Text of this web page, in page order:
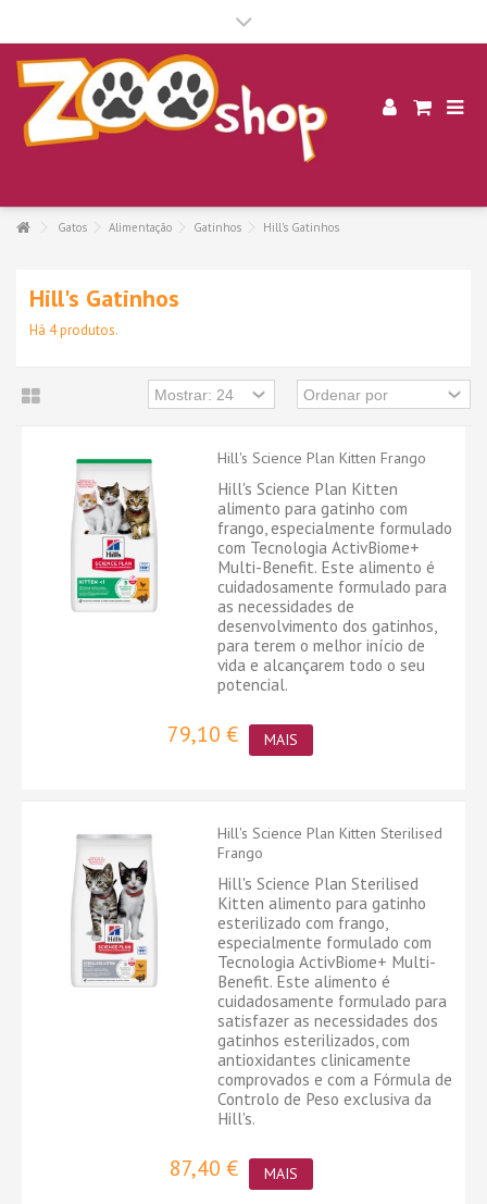
Gatos Alimentação Gatinhos Hill's Gatinhos
Hill's Gatinhos
Há 4 produtos.
Hill's Science Plan Kitten Frango
Hill's Science Plan Kitten
alimento para gatinho com
frango, especialmente formulado
com Tecnologia ActivBiome+
Multi-Benefit. Este alimento é
cuidadosamente formulado para
as necessidades de
desenvolvimento dos gatinhos,
para terem o melhor início de
vida e alcançarem todo o seu
potencial.
79,10 € MAIS
Hill's Science Plan Kitten Sterilised
Frango
Hill's Science Plan Sterilised
Kitten alimento para gatinho
esterilizado com frango,
especialmente formulado com
Tecnologia ActivBiome+ Multi-
Benefit. Este alimento é
cuidadosamente formulado para
satisfazer as necessidades dos
gatinhos esterilizados, com
antioxidantes clinicamente
comprovados e com a Fórmula de
Controlo de Peso exclusiva da
Hill's.
87,40 € MAIS